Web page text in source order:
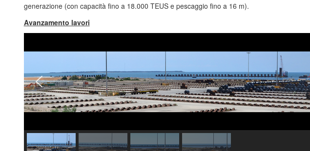
generazione (con capacità fino a 18.000 TEUS e pescaggio fino a 16 m).
Avanzamento lavori